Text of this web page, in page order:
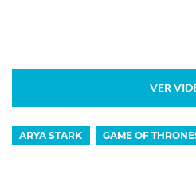
VER
ARYA STARK GAME OF